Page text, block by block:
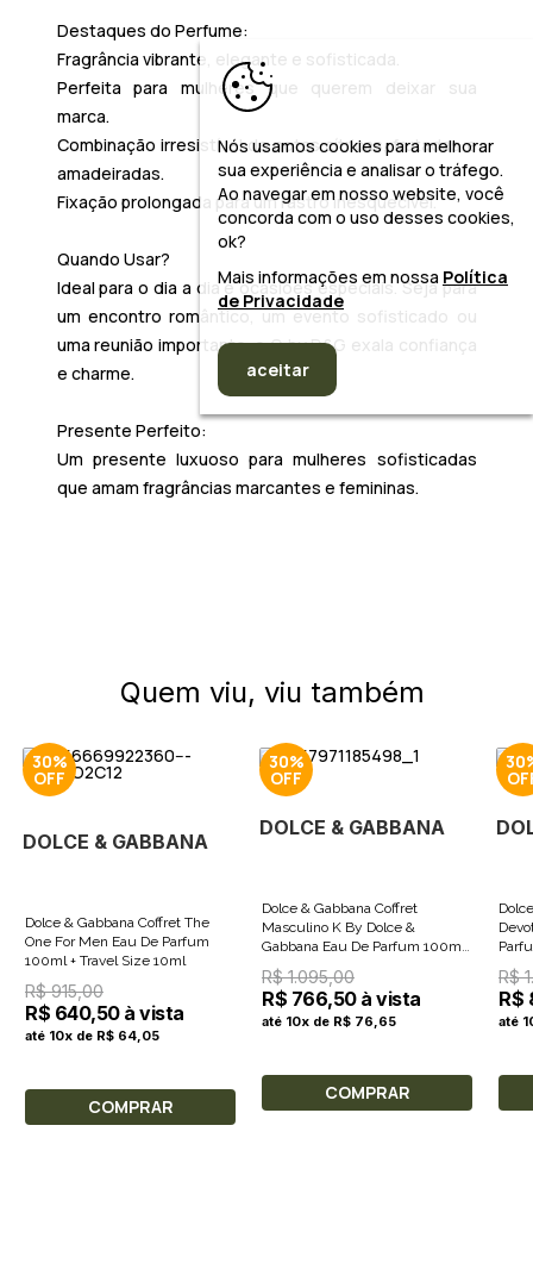
Destaques do Perfume:
Fragrância vibrante, elegante e sofisticada.
Perfeita para mulheres que querem deixar sua
marca.
Combinação irresistível de notas cítricas, frutadas e
amadeiradas.
Fixação prolongada para um rastro inesquecível.
Quando Usar?
Ideal para o dia a dia e ocasiões especiais. Seja para
um encontro romântico, um evento sofisticado ou
uma reunião importante, oQ by D&G exala confiança
e charme.
Presente Perfeito:
Um presente luxuoso para mulheres sofisticadas
que amam fragrâncias marcantes e femininas.
Quem viu, viu também
30%
DOLCE & GABBANA
Dolce & Gabbana Coffret The
One For Men Eau De Parfum
100ml + Travel Size 10ml
R$ 915,00
R$ 640,50 à vista
até 10x de R$ 64,05
COMPRAR
30%
DOLCE & GABBANA
Dolce & Gabbana Coffret
Masculino K By Dolce &
Gabbana Eau De Parfum 100ml
+ Gel de Banho 50ml + Cre
R$ 1.095,00
R$ 766,50 à vista
até 10x de R$ 76,65
COMPRAR
10ml
R$
R$
até
Nós usamos cookies para melhorar
sua experiência e analisar o tráfego.
Ao navegar em nosso website, você
concorda com o uso desses cookies,
ok?
Mais informações em nossa Política
de Privacidade
aceitar